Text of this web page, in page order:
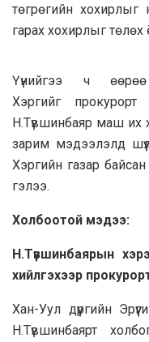
төгрөгийн
гарах хохирлыг төлөх
Үүнийгээ ч
Хэргийг прокурорт
Н.Түвшинбаяр маш их
зарим мэдээлэлд
Хэргийн газар байсан
гэлээ.
Холбоотой мэдээ:
Н.Түвшинбаярын
хийлгэхээр
Хан-Уул дүүргийн
Н.Түвшинбаярт